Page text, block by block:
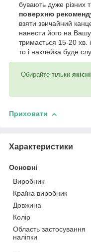
бувають дуже різних
поверхню
взяти звичайний
нанести його на
тримається 15-20 хв.
то і наклейка буде
Обирайте тільки
Приховати
Характеристики
Основні
Виробник
Країна виробник
Довжина
Колір
Область застосування
наліпки